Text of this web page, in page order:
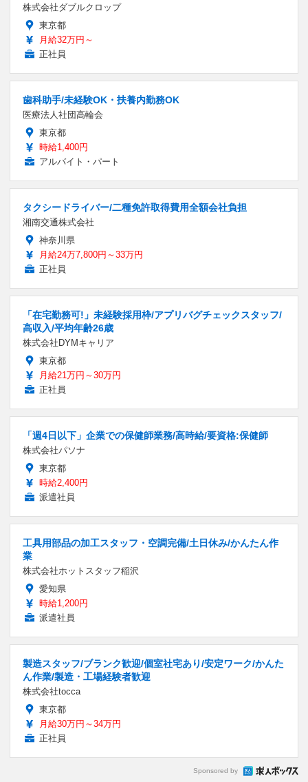
株式会社ダブルクロップ
東京都
月給32万円～
正社員
歯科助手/未経験OK・扶養内勤務OK
医療法人社団高輪会
東京都
時給1,400円
アルバイト・パート
タクシードライバー/二種免許取得費用全額会社負担
湘南交通株式会社
神奈川県
月給24万7,800円～33万円
正社員
「在宅勤務可!」未経験採用枠/アプリバグチェックスタッフ/
高収入/平均年齢26歳
株式会社DYMキャリア
東京都
月給21万円～30万円
正社員
「週4日以下」企業での保健師業務/高時給/要資格:保健師
株式会社パソナ
東京都
時給2,400円
派遣社員
工具用部品の加工スタッフ・空調完備/土日休み/かんたん作
業
株式会社ホットスタッフ稲沢
愛知県
時給1,200円
派遣社員
製造スタッフ/ブランク歓迎/個室社宅あり/安定ワーク/かんた
ん作業/製造・工場経験者歓迎
株式会社tocca
東京都
月給30万円～34万円
正社員
Sponsored by